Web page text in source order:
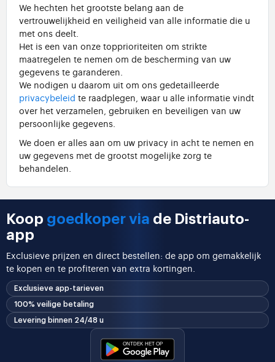
We hechten het grootste belang aan de
vertrouwelijkheid en veiligheid van alle informatie die u
met ons deelt.
Het is een van onze topprioriteiten om strikte
maatregelen te nemen om de bescherming van uw
gegevens te garanderen.
We nodigen u daarom uit om ons gedetailleerde
privacybeleid te raadplegen, waar u alle informatie vindt
over het verzamelen, gebruiken en beveiligen van uw
persoonlijke gegevens.
We doen er alles aan om uw privacy in acht te nemen en
uw gegevens met de grootst mogelijke zorg te
behandelen.
Koop goedkoper via de Distriauto-
app
Exclusieve prijzen en direct bestellen: de app om gemakkelijk
te kopen en te profiteren van extra kortingen.
Exclusieve app-tarieven
100% veilige betaling
Levering binnen 24/48 u